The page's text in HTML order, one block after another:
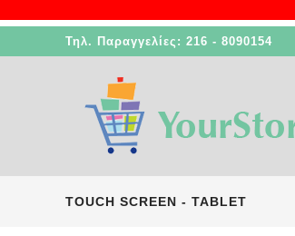
Τηλ. Παραγγελίες: 216 - 8090154
TOUCH SCREEN - TABLET